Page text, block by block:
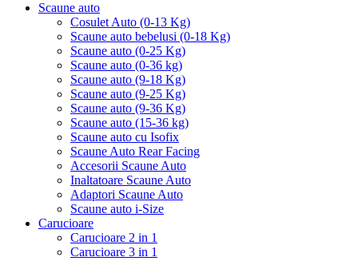
Scaune auto
Cosulet Auto (0-13 Kg)
Scaune auto bebelusi (0-18 Kg)
Scaune auto (0-25 Kg)
Scaune auto (0-36 kg)
Scaune auto (9-18 Kg)
Scaune auto (9-25 Kg)
Scaune auto (9-36 Kg)
Scaune auto (15-36 kg)
Scaune auto cu Isofix
Scaune Auto Rear Facing
Accesorii Scaune Auto
Inaltatoare Scaune Auto
Adaptori Scaune Auto
Scaune auto i-Size
Carucioare
Carucioare 2 in 1
Carucioare 3 in 1